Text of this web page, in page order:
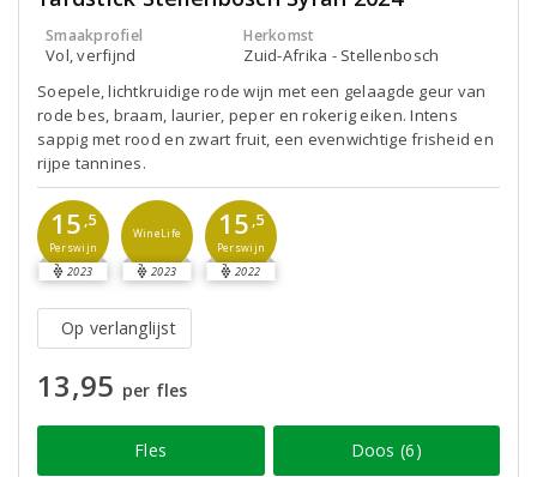
Smaakprofiel
Vol, verfijnd
Herkomst
Zuid-Afrika - Stellenbosch
Soepele, lichtkruidige rode wijn met een gelaagde geur van
rode bes, braam, laurier, peper en rokerig eiken. Intens
sappig met rood en zwart fruit, een evenwichtige frisheid en
rijpe tannines.
15 ,5
Perswijn
2023
WineLife
2023
15 ,5
Perswijn
2022
Op verlanglijst
13,95 per fles
Fles Doos (6)